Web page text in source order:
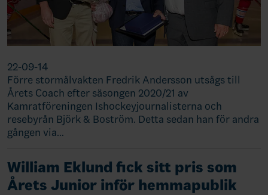
22-09-14
Förre stormålvakten Fredrik Andersson utsågs till
Årets Coach efter säsongen 2020/21 av
Kamratföreningen Ishockeyjournalisterna och
resebyrån Björk & Boström. Detta sedan han för andra
gången via…
William Eklund fick sitt pris som
Årets Junior inför hemmapublik